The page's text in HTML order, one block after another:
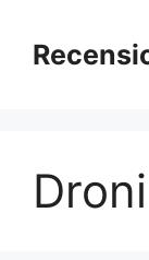
contenuto
Droni